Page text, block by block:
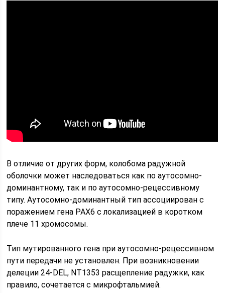
В отличие от других форм, колобома радужной
оболочки может наследоваться как по аутосомно-
доминантному, так и по аутосомно-рецессивному
типу. Аутосомно-доминантный тип ассоциирован с
поражением гена РАХ6 с локализацией в коротком
плече 11 хромосомы.
Тип мутированного гена при аутосомно-рецессивном
пути передачи не установлен. При возникновении
делеции 24-DEL, NT1353 расщепление радужки, как
правило, сочетается с микрофтальмией.